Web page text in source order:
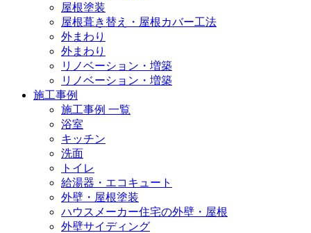
屋根塗装
屋根葺き替え・屋根カバー工法
外まわり
外まわり
リノベーション・増築
リノベーション・増築
施工事例
施工事例 一覧
浴室
キッチン
洗面
トイレ
給湯器・エコキュート
外壁・屋根塗装
ハウスメーカー住宅の外壁・屋根
外壁サイディング